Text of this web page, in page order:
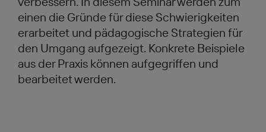
einen die Gründe für diese Schwierigkeiten
erarbeitet und pädagogische Strategien für
den Umgang aufgezeigt. Konkrete Beispiele
aus der Praxis können aufgegriffen und
bearbeitet werden.